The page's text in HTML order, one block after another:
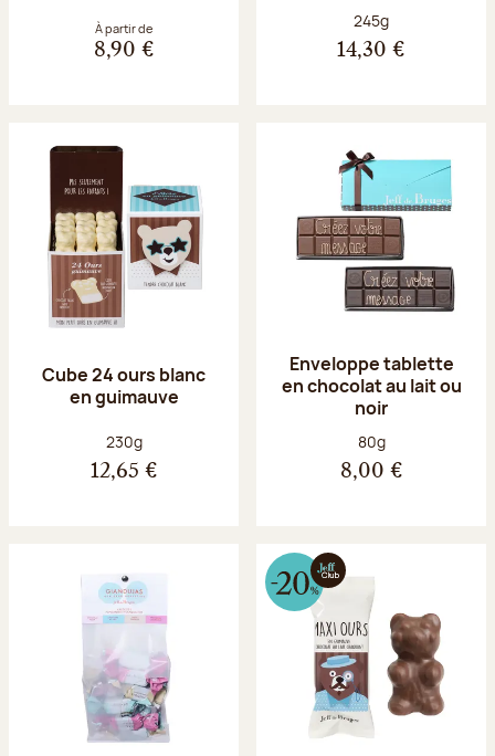
À partir de
8,90 €
Poids net :
245g
14,30 €
Cube 24 ours blanc
en guimauve
Poids net :
230g
12,65 €
Enveloppe tablette
en chocolat au lait ou
noir
Poids net :
80g
8,00 €